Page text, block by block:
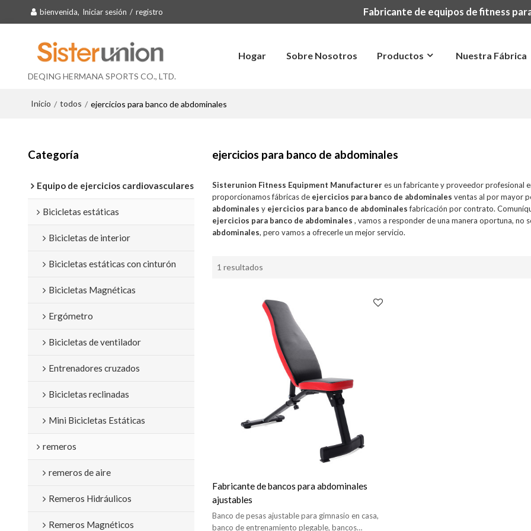
bienvenida, Iniciar sesión / registro Fabricante de equipos de fitness
DEQING HERMANA SPORTS CO., LTD.
Hogar Sobre Nosotros Productos Nuestra Fábrica
Inicio / todos / ejercicios para banco de abdominales
Categoría
Equipo de ejercicios cardiovasculares
Bicicletas estáticas
Bicicletas de interior
Bicicletas estáticas con cinturón
Bicicletas Magnéticas
Ergómetro
Bicicletas de ventilador
Entrenadores cruzados
Bicicletas reclinadas
Mini Bicicletas Estáticas
remeros
remeros de aire
Remeros Hidráulicos
Remeros Magnéticos
ejercicios para banco de abdominales
Sisterunion Fitness Equipment Manufactureres un fabricante y proveedor profesional
proporcionamos fábricas de ejercicios para banco de abdominales ventas al por mayor
abdominales y ejercicios para banco de abdominalesfabricación por contrato.
ejercicios para banco de abdominales , vamos a responder de una manera oportuna, no
abdominales, pero vamos a ofrecerle un mejor servicio.
1 resultados
Fabricante de bancos para abdominales
ajustables
Banco de pesas ajustable para gimnasio en casa,
banco de entrenamiento plegable, bancos